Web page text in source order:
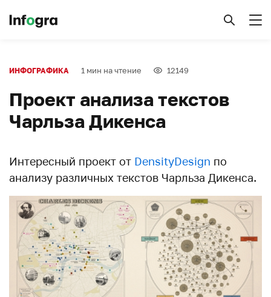
ИНФОГРАФИКА 1 мин на чтение 12149
Проект анализа текстов
Чарльза Дикенса
Интересный проект от DensityDesign по
анализу различных текстов Чарльза Дикенса.